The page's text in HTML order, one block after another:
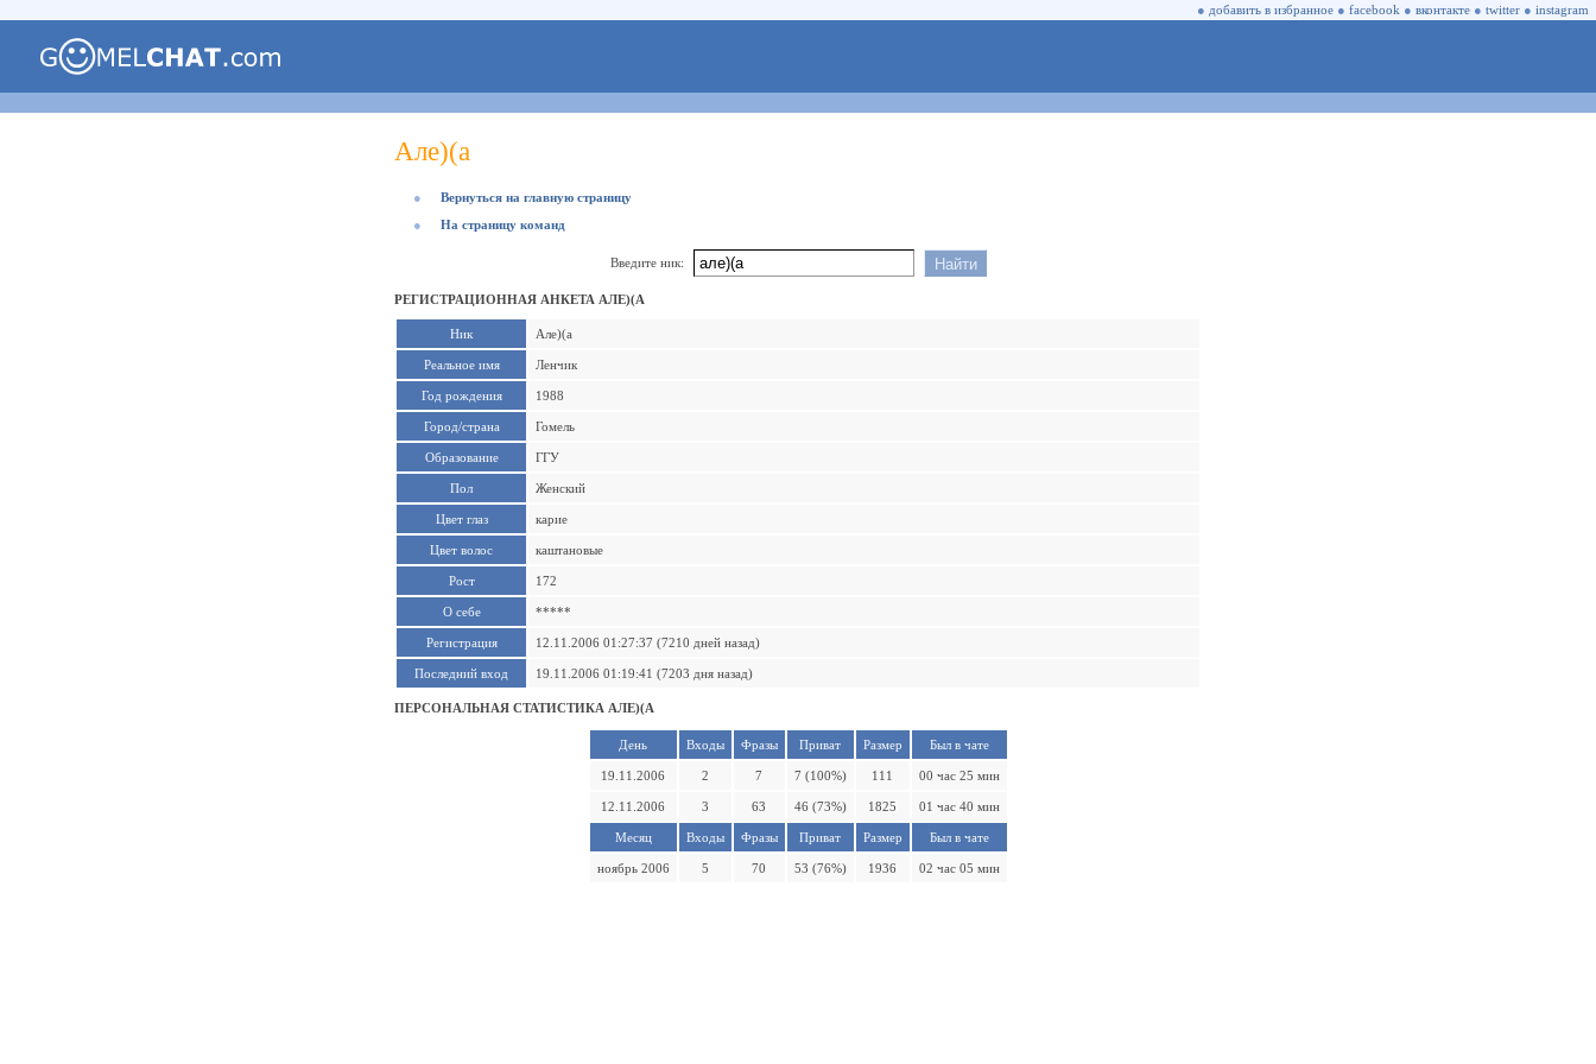
● добавить в избранное ● facebook ● вконтакте ● twitter ● instagram
Але)(а
●
Вернуться на главную страницу
●
На страницу команд
Введите ник:
РЕГИСТРАЦИОННАЯ АНКЕТА АЛЕ)(А
Ник Але)(а
Реальное имя Ленчик
Год рождения 1988
Город/страна Гомель
Образование ГГУ
Пол Женский
Цвет глаз карие
Цвет волос каштановые
Рост 172
О себе *****
Регистрация 12.11.2006 01:27:37 (7210 дней назад)
Последний вход 19.11.2006 01:19:41 (7203 дня назад)
ПЕРСОНАЛЬНАЯ СТАТИСТИКА АЛЕ)(А
День Входы Фразы Приват Размер Был в чате
19.11.2006 2 7 7 (100%) 111 00 час 25 мин
12.11.2006 3 63 46 (73%) 1825 01 час 40 мин
Месяц Входы Фразы Приват Размер Был в чате
ноябрь 2006 5 70 53 (76%) 1936 02 час 05 мин